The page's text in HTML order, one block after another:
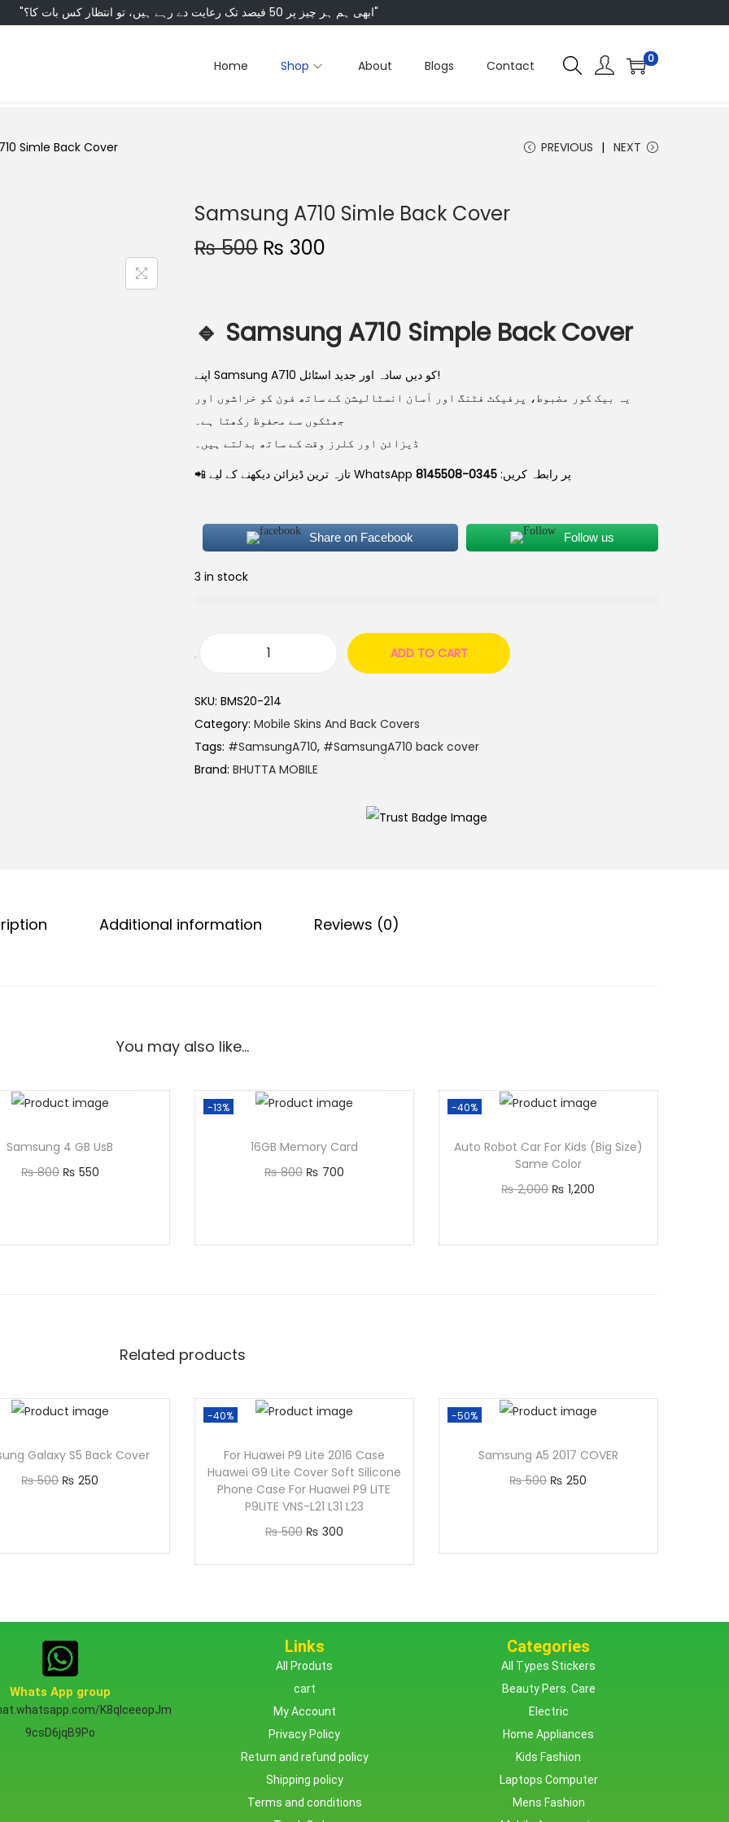
"ابھی ہم ہر چیز پر 50 فیصد تک رعایت دے رہے ہیں، تو انتظار کس بات کا؟"
Home Shop About Blogs Contact 0
Simle Back Cover PREVIOUS NEXT
Samsung A710 Simle Back Cover
₨500 ₨ 300
🔹 Samsung A710 Simple Back Cover
اپنے Samsung A710 کو دیں سادہ اور جدید اسٹائل!
یہ بیک کور مضبوط، پرفیکٹ فٹنگ اور آسان انسٹالیشن کے ساتھ فون کو خراشوں اور
جھٹکوں سے محفوظ رکھتا ہے۔
ڈیزائن اور کلرز وقت کے ساتھ بدلتے ہیں۔
📲 تازہ ترین ڈیزائن دیکھنے کے لیے WhatsApp پر رابطہ کریں: 0345-8145508
Share on Facebook Follow us
3 in stock
ADD TO CART
SKU: BMS20-214
Category: Mobile Skins And Back Covers
Tags: #SamsungA710, #SamsungA710 back cover
Brand: BHUTTA MOBILE
Additional information Reviews (0)
You may also like…
Samsung 4 GB UsB
₨800 ₨ 550
-13%
16GB Memory Card
₨800 ₨ 700
-40%
Auto Robot Car For Kids (Big Size)
Same Color
₨2,000 ₨ 1,200
Related products
Galaxy S5 Back Cover
₨500 ₨ 250
-40%
For Huawei P9 Lite 2016 Case
Huawei G9 Lite Cover Soft Silicone
Phone Case For Huawei P9 LITE
P9LITE VNS-L21 L31 L23
₨500 ₨ 300
-50%
Samsung A5 2017 COVER
₨500 ₨ 250
Whats App group
K8qlceeopJm
9csD6jqB9Po
Links
All Produts
cart
My Account
Privacy Policy
Return and refund policy
Shipping policy
Terms and conditions
Categories
All Types Stickers
Beauty Pers. Care
Electric
Home Appliances
Kids Fashion
Laptops Computer
Mens Fashion